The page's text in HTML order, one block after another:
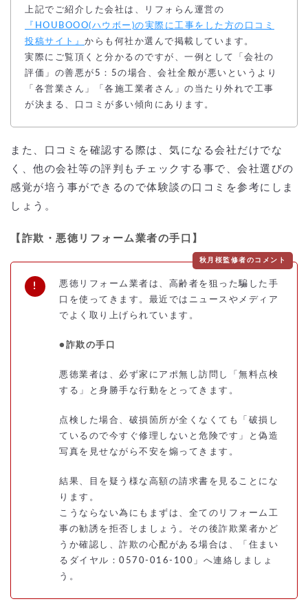
上記でご紹介した会社は、リフォらん運営の
『HOUBOOO(ハウボー)の実際に工事をした方の口コミ
投稿サイト』 からも何社か選んで掲載しています。
実際にご覧頂くと分かるのですが、一例として「会社の
評価」の善悪が5：5の場合、会社全般が悪いというより
「各営業さん」「各施工業者さん」の当たり外れで工事
が決まる、口コミが多い傾向にあります。
また、口コミを確認する際は、気になる会社だけでな
く、他の会社等の評判もチェックする事で、会社選びの
感覚が培う事ができるので体験談の口コミを参考にしま
しょう。
【詐欺・悪徳リフォーム業者の手口】
秋月桜監修者のコメント
悪徳リフォーム業者は、高齢者を狙った騙した手
口を使ってきます。最近ではニュースやメディア
でよく取り上げられています。
●詐欺の手口
悪徳業者は、必ず家にアポ無し訪問し「無料点検
する」と身勝手な行動をとってきます。
点検した場合、破損箇所が全くなくても「破損し
ているので今すぐ修理しないと危険です」と偽造
写真を見せながら不安を煽ってきます。
結果、目を疑う様な高額の請求書を見ることにな
ります。
こうならない為にもまずは、全てのリフォーム工
事の勧誘を拒否しましょう。その後詐欺業者かど
うか確認し、詐欺の心配がある場合は、「住まい
るダイヤル：0570-016-100」へ連絡しましょ
う。